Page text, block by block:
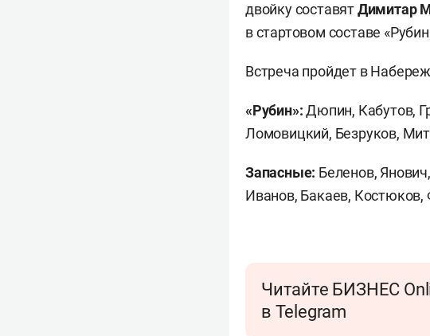
двойку составятДимитар
в стартовом составе
Встреча пройдет в
«Рубин»:Дюпин, Кабутов,
Ломовицкий, Безруков,
Запасные: Беленов,
Иванов, Бакаев,
Читайте БИЗНЕС
в Telegram